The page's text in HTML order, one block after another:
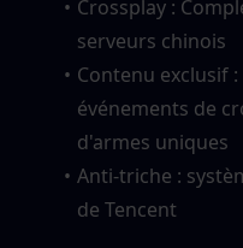
Crossplay :
serveurs chinois
Contenu exclusif
événements de
d'armes uniques
Anti-triche :
de Tencent